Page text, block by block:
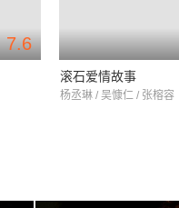
7.6
滚石爱情故事
杨丞琳 / 吴慷仁 / 张榕容